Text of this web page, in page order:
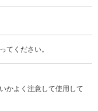
てください。
かよく注意して使用して